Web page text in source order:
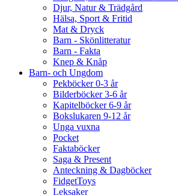
Djur, Natur & Trädgård
Hälsa, Sport & Fritid
Mat & Dryck
Barn - Skönlitteratur
Barn - Fakta
Knep & Knåp
Barn- och Ungdom
Pekböcker 0-3 år
Bilderböcker 3-6 år
Kapitelböcker 6-9 år
Bokslukaren 9-12 år
Unga vuxna
Pocket
Faktaböcker
Saga & Present
Anteckning & Dagböcker
FidgetToys
Leksaker